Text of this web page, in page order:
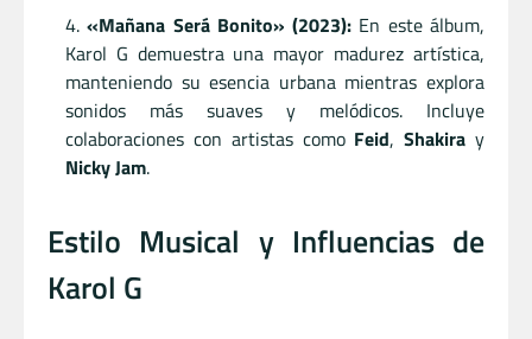
«Mañana Será Bonito» (2023): En este álbum,
Karol G demuestra una mayor madurez artística,
manteniendo su esencia urbana mientras explora
sonidos más suaves y melódicos. Incluye
colaboraciones con artistas como Feid,Shakira y
Nicky Jam.
Estilo Musical y Influencias de
Karol G